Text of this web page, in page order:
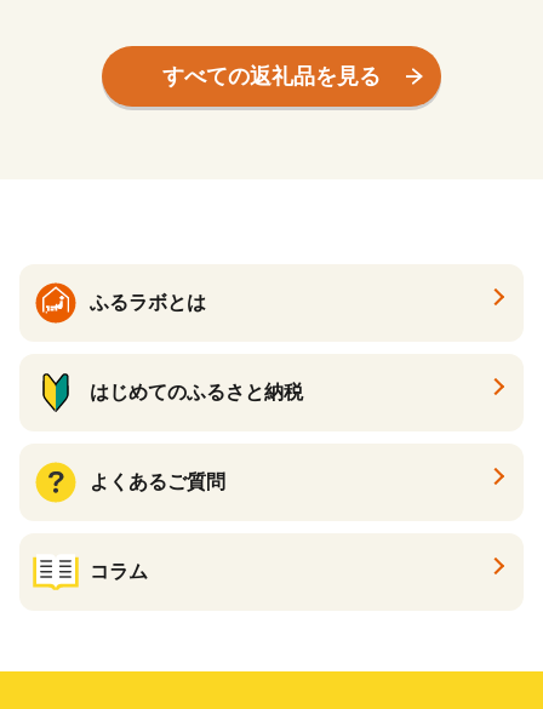
すべての返礼品を見る
ふるラボとは
はじめてのふるさと納税
よくあるご質問
コラム